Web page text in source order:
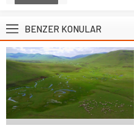
BENZER KONULAR